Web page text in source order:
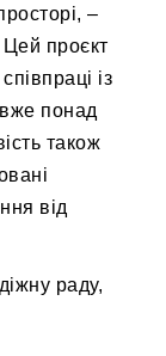
–
проєкт
із
понад
також
від
раду,